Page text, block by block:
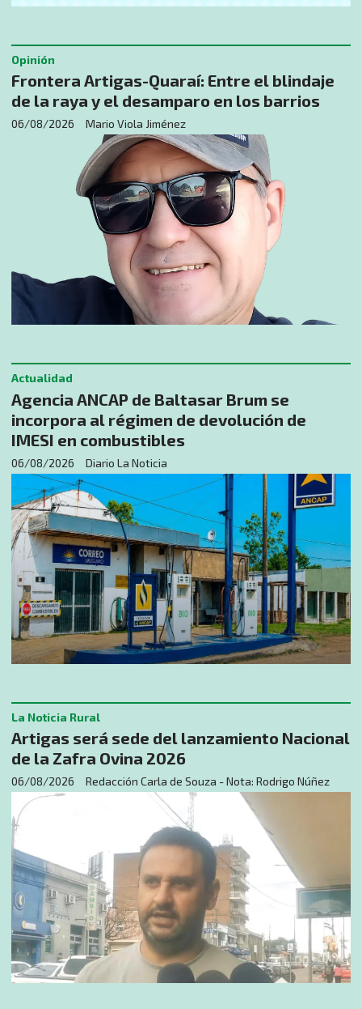
​Frontera Artigas-Quaraí: Entre el blindaje
de la raya y el desamparo en los barrios
Mario Viola Jiménez
Opinión
06/08/2026
Agencia ANCAP de Baltasar Brum se
incorpora al régimen de devolución de
IMESI en combustibles
Diario La Noticia
Actualidad
06/08/2026
Artigas será sede del lanzamiento Nacional
de la Zafra Ovina 2026
Redacción Carla de Souza - Nota: Rodrigo Núñez
La Noticia Rural
06/08/2026